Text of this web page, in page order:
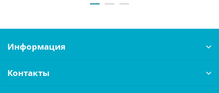
Информация
Контакты